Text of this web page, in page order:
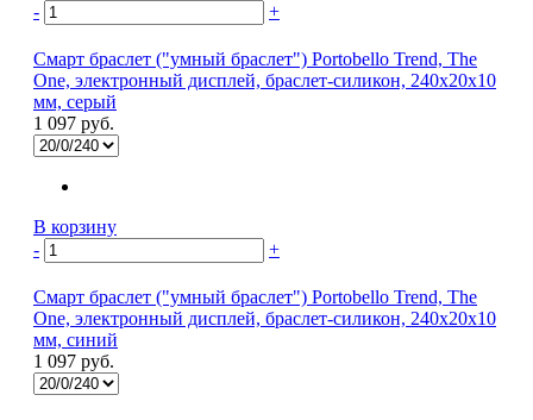
-
+
Смарт браслет ("умный браслет") Portobello Trend, The
One, электронный дисплей, браслет-силикон, 240x20x10
мм, серый
1 097 руб.
В корзину
-
+
Смарт браслет ("умный браслет") Portobello Trend, The
One, электронный дисплей, браслет-силикон, 240x20x10
мм, синий
1 097 руб.